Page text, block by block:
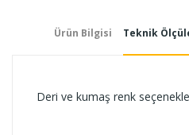
Ürün Bilgisi Teknik
Deri ve kumaş renk